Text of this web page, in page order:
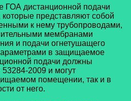
ГОА дистанционной подачи
представляют собой
к нему трубопроводами,
мембранами
и подачи огнетушащего
в защищаемое
подачи должны
2009 и могут
помещении, так и в
от него.